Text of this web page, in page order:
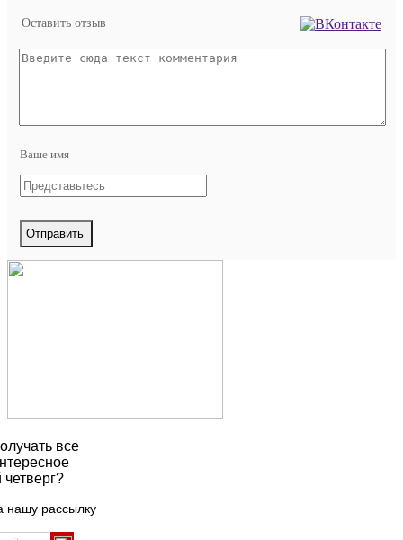
Оставить отзыв
Ваше имя
все
нашу рассылку